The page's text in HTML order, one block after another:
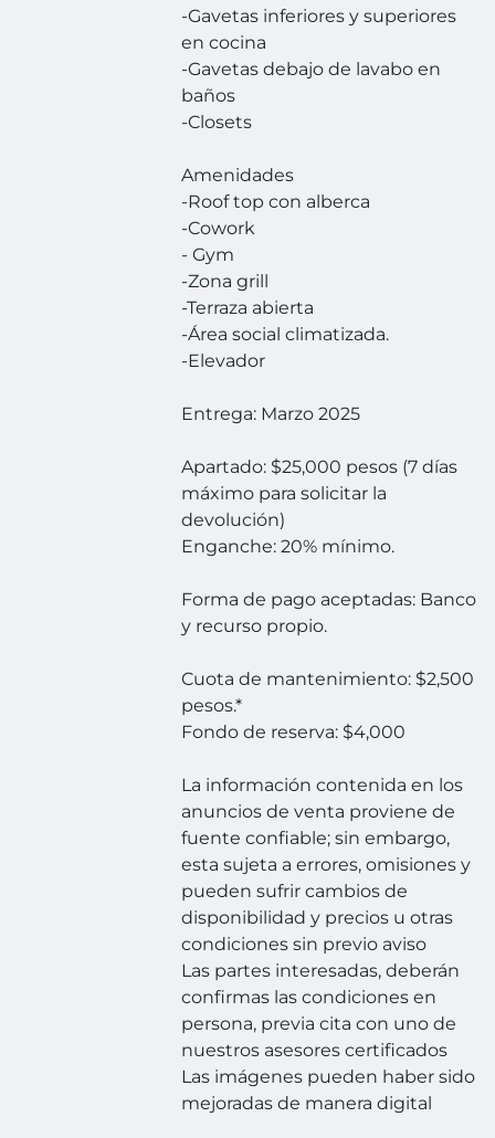
-Gavetas inferiores y superiores
en cocina
-Gavetas debajo de lavabo en
baños
-Closets
Amenidades
-Roof top con alberca
-Cowork
- Gym
-Zona grill
-Terraza abierta
-Área social climatizada.
-Elevador
Entrega: Marzo 2025
Apartado: $25,000 pesos (7 días
máximo para solicitar la
devolución)
Enganche: 20% mínimo.
Forma de pago aceptadas: Banco
y recurso propio.
Cuota de mantenimiento: $2,500
pesos.*
Fondo de reserva: $4,000
La información contenida en los
anuncios de venta proviene de
fuente confiable; sin embargo,
esta sujeta a errores, omisiones y
pueden sufrir cambios de
disponibilidad y precios u otras
condiciones sin previo aviso
Las partes interesadas, deberán
confirmas las condiciones en
persona, previa cita con uno de
nuestros asesores certificados
Las imágenes pueden haber sido
mejoradas de manera digital